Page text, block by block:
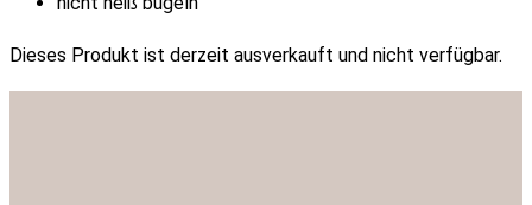
Dieses Produkt ist derzeit ausverkauft und nicht verfügbar.